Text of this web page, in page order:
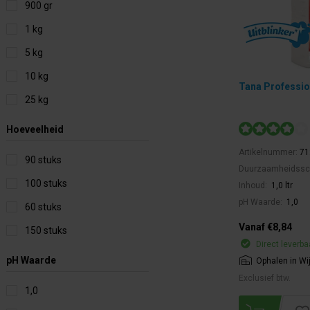
900 gr
1 kg
5 kg
10 kg
25 kg
Hoeveelheid
90 stuks
100 stuks
60 stuks
150 stuks
pH Waarde
1,0
Tana
Artikelnummer:
Inhoud:
1,0 ltr
pH Waarde:
1,0
Vanaf €8,84
Direct
Ophalen in
Exclusief btw.